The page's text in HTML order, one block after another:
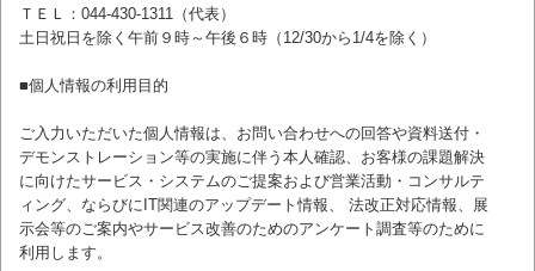
ＴＥＬ：044-430-1311（代表）
土日祝日を除く午前９時～午後６時（12/30から1/4を除く）
■個人情報の利用目的
ご入力いただいた個人情報は、お問い合わせへの回答や資料送付・
デモンストレーション等の実施に伴う本人確認、お客様の課題解決
に向けたサービス・システムのご提案および営業活動・コンサルテ
ィング、ならびにIT関連のアップデート情報、 法改正対応情報、展
示会等のご案内やサービス改善のためのアンケート調査等のために
利用します。